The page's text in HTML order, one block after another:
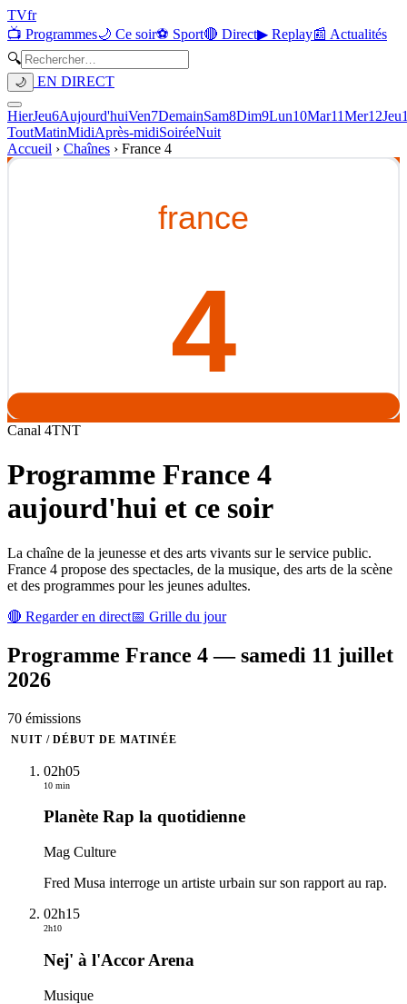
TVfr
📺 Programmes🌙 Ce soir⚽ Sport🔴 Direct▶ Replay📰 Actualités
🔍
🌙 EN DIRECT
HierJeu6Aujourd'huiVen7DemainSam8Dim9Lun10Mar11Mer12Jeu
ToutMatinMidiAprès-midiSoiréeNuit
Accueil › Chaînes › France 4
Canal 4TNT
Programme France 4
aujourd'hui et ce soir
La chaîne de la jeunesse et des arts vivants sur le service public.
France 4 propose des spectacles, de la musique, des arts de la scène
et des programmes pour les jeunes adultes.
🔴 Regarder en direct📅 Grille du jour
Programme France 4—samedi 11 juillet
2026
70 émissions
NUIT / DÉBUT DE MATINÉE
02h05
10 min
Planète Rap la quotidienne
Mag Culture
Fred Musa interroge un artiste urbain sur son rapport au rap.
02h15
2h10
Nej' à l'Accor Arena
Musique